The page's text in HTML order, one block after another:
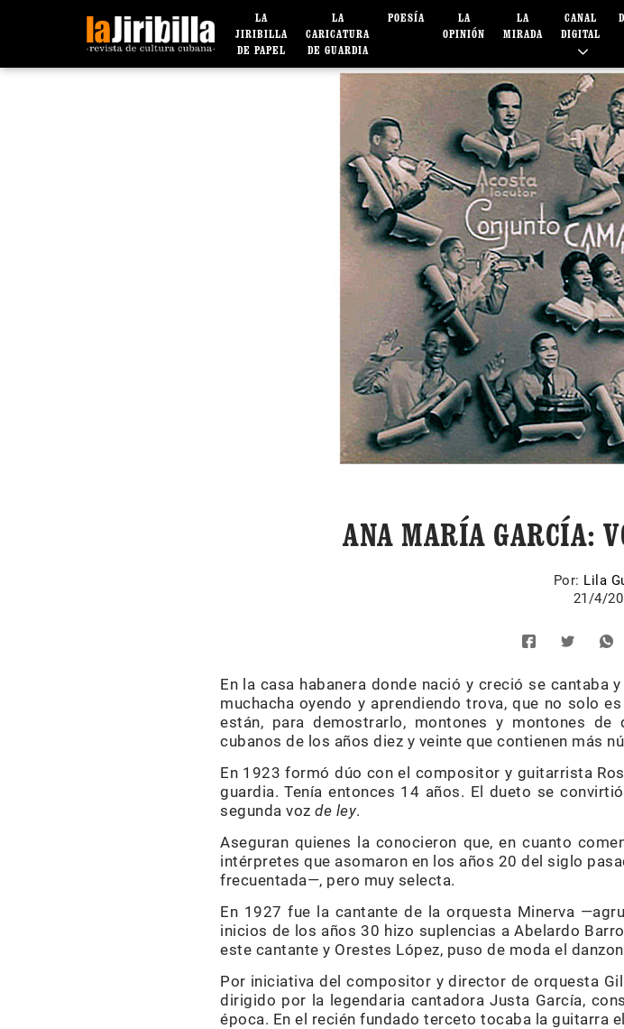
LA
JIRIBILLA
DE PAPEL
LA
CARICATURA
DE GUARDIA
POESÍA
LA
OPINIÓN
LA
MIRADA
CANAL
DIGITAL
ANA MARÍA GARCÍA:
Por: Lila
21/4/
En la casa habanera donde nació y creció se cantaba
muchacha oyendo y aprendiendo trova, que no solo
están, para demostrarlo, montones y montones
cubanos de los años diez y veinte que contienen más
En 1923 formó dúo con el compositor y guitarrista
guardia. Tenía entonces 14 años. El dueto se
segunda voz de ley.
Aseguran quienes la conocieron que, en cuanto
intérpretes que asomaron en los años 20 del siglo
frecuentada—, pero muy selecta.
En 1927 fue la cantante de la orquesta Minerva
inicios de los años 30 hizo suplencias a Abelardo
este cantante y Orestes López, puso de moda el
Por iniciativa del compositor y director de orquesta
dirigido por la legendaria cantadora Justa García,
época. En el recién fundado terceto tocaba la guitarra